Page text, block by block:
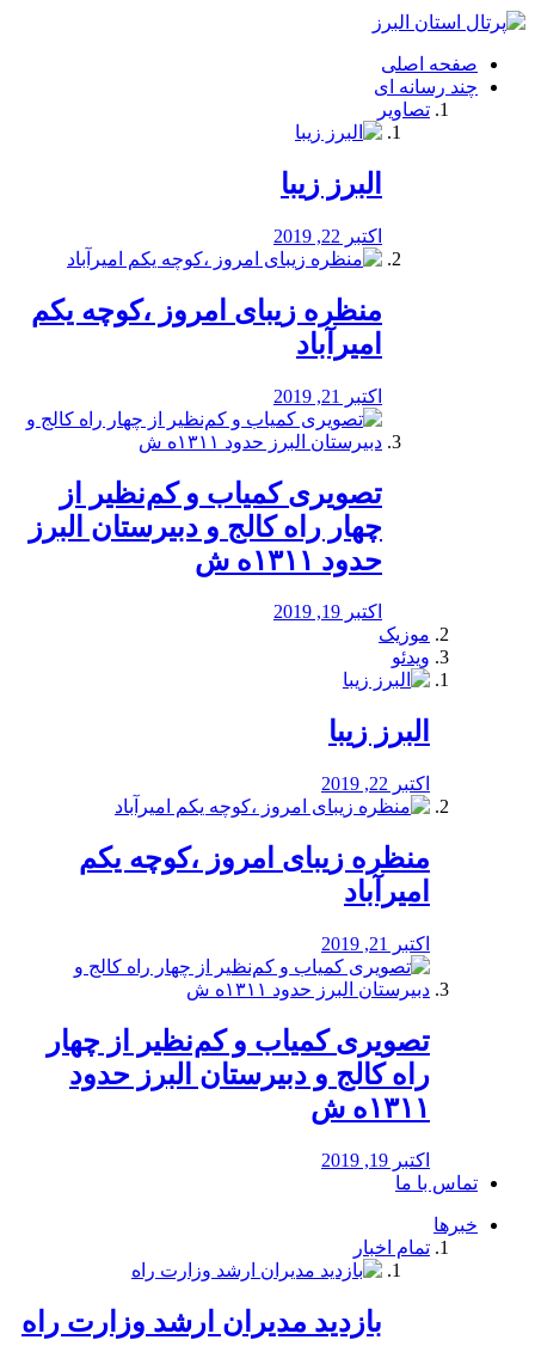
فصد
شرق
تهران
خشکشویی
صفحه اصلی
چند رسانه ای
تصاویر
البرز زیبا
اکتبر 22, 2019
منظره‌‌ زیبای امروز ،کوچه یکم
امیرآباد
اکتبر 21, 2019
️تصویری کمیاب و کم‌نظیر از
چهار راه كالج و دبيرستان البرز
حدود ۱۳۱۱ه ش
اکتبر 19, 2019
موزیک
ویدئو
البرز زیبا
اکتبر 22, 2019
منظره‌‌ زیبای امروز ،کوچه یکم
امیرآباد
اکتبر 21, 2019
️تصویری کمیاب و کم‌نظیر از چهار
راه كالج و دبيرستان البرز حدود
۱۳۱۱ه ش
اکتبر 19, 2019
تماس با ما
خبرها
تمام اخبار
بازدید مدیران ارشد وزارت راه